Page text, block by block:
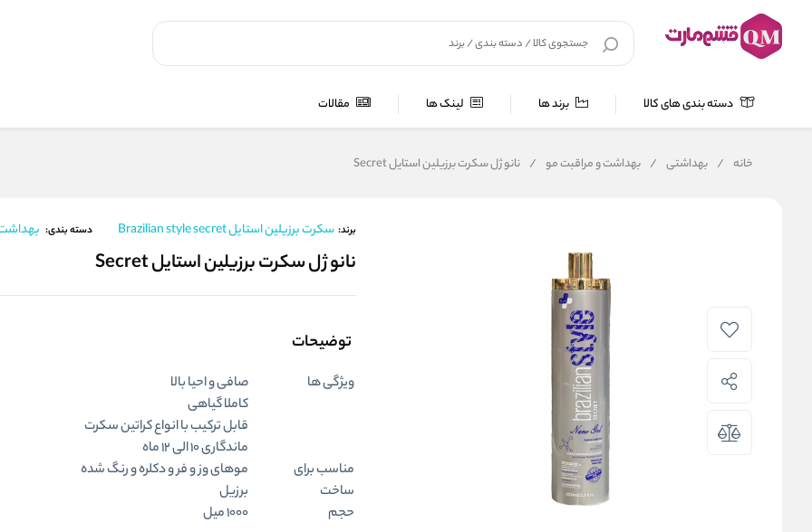
دسته بندی های کالا برند ها لینک ها مقالات
خانه / بهداشتی / بهداشت و مراقبت مو / نانو ژل سکرت برزیلین استایل Secret
برند: سکرت برزیلین استایل Brazilian style secret دسته بندی:
نانو ژل سکرت برزیلین استایل Secret
توضیحات
ویژگی ها
صافی و احیا بالا
کاملا گیاهی
قابل ترکیب با انواع کراتین سکرت
ماندگاری ۱۰ الی ۱۲ ماه
مناسب برای
موهای وز و فر و دکلره و رنگ شده
ساخت
برزیل
حجم
۱۰۰۰ میل